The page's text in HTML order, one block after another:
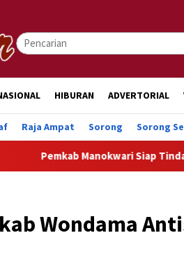
HIBURAN ADVERTORIAL
Raja Ampat Sorong Sorong
Manokwari Siap Tindak Lanjuti
Wondama